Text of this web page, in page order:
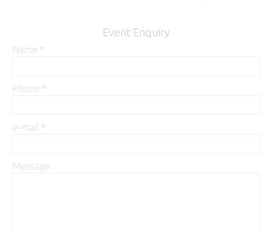
Event Enquiry
Name *
Phone *
e-mail *
Message